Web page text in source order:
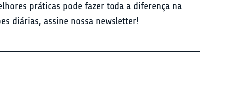
práticas pode fazer toda a diferença na
diárias, assine nossa newsletter!